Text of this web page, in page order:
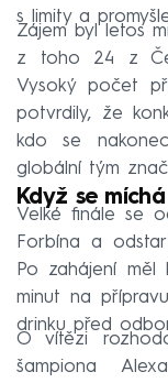
s limity a
Zájem byl letos
z toho 24 z
Vysoký počet
potvrdily, že
kdo se
globální tým
Když se
Velké finále se
Forbína a
Po zahájení
minut na
drinku před
O vítězi
šampiona